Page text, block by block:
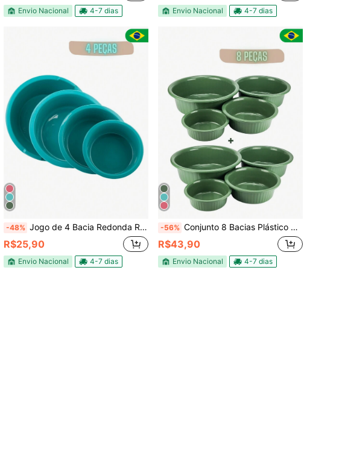
Envio Nacional 4-7 dias Envio Nacional 4-7 dias
-48% Jogo de 4 Bacia Redonda Reforçada De Plástico Coloridas Para Cozinha Lavanderia Jardim
R$25,90
Envio Nacional 4-7 dias
-56% Conjunto 8 Bacias Plástico Redonda Colorida Canelada P M G GG Cozinha Lavanderia Jardinagem
R$43,90
Envio Nacional 4-7 dias